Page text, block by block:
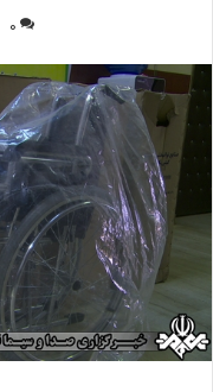
0